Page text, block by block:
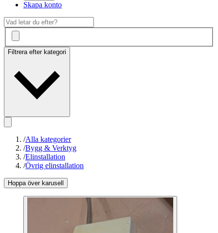
Skapa konto
Filtrera efter kategori
/Alla kategorier
/Bygg & Verktyg
/Elinstallation
/Övrig elinstallation
Hoppa över karusell